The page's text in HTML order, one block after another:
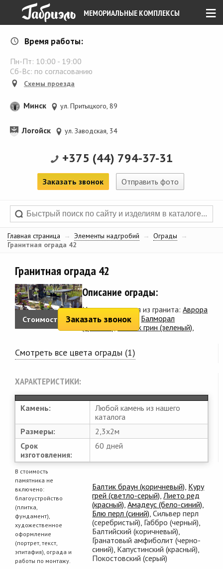
≡
МЕМОРИАЛЬНЫЕ КОМПЛЕКСЫ
Время работы:
Пн-Пт: 10:00 - 19:00
Сб-Вс: по согласованию
Схемы проезда
Минск ул. Притыцкого, 89
Логойск ул. Заводская, 34
+375 (44) 794-37-31
Заказать звонок Отправить фото
Главная страница → Элементы надгробий → Ограды
→
Гранитная ограда 42
Гранитная ограда 42
Стоимость: 3 710 руб.
Заказать звонок
Смотреть все цвета ограды (1)
ХАРАКТЕРИСТИКИ:
Камень:
Любой камень из нашего
каталога
Размеры:
2,3х2м
Срок
изготовления:
60 дней
В стоимость
памятника не
включено:
благоустройство
(плитка,
фундамент),
художественное
оформление
(портрет, текст,
эпитафия), ограда и
работы по монтажу.
Описание ограды:
Изготавливается из гранита:Аврора
(красно-черный)
Балморал
Балтик грин (зеленый),
Балтик браун (коричневый), Куру
грей (светло-серый),Лието ред
(красный),Амадеус (бело-синий),
Блю перл (синий), Сильвер перл
(серебристый), Габбро (черный),
Балтийский (коричневый),
Гранатовый амфиболит (черно-
синий), Капустинский (красный),
Покостовский (серый)